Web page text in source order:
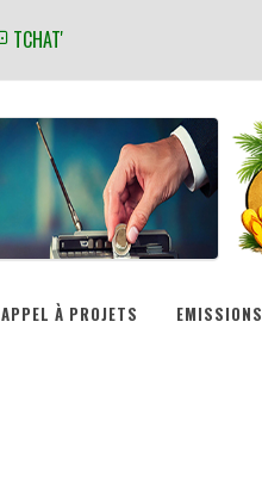
TCHAT'
APPEL À PROJETS EMISSIONS